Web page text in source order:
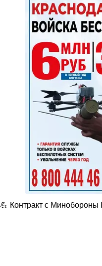
💪 Контракт с